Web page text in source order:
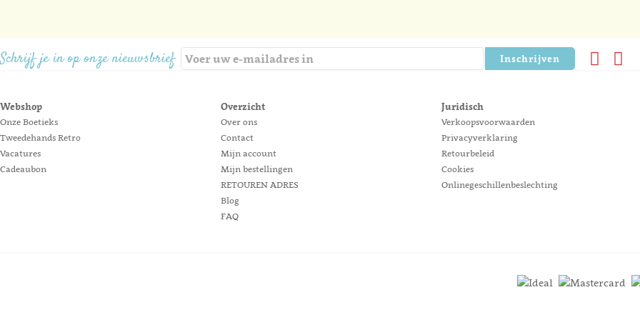
Schrijf je in op onze nieuwsbrief Inschrijven
Webshop
Onze Boetieks
Tweedehands Retro
Vacatures
Cadeaubon
Overzicht
Over ons
Contact
Mijn account
Mijn bestellingen
RETOUREN ADRES
Blog
FAQ
Juridisch
Verkoopsvoorwaarden
Privacyverklaring
Retourbeleid
Cookies
Onlinegeschillenbeslechting